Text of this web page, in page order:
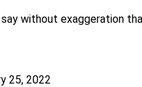
without exaggeration
25, 2022